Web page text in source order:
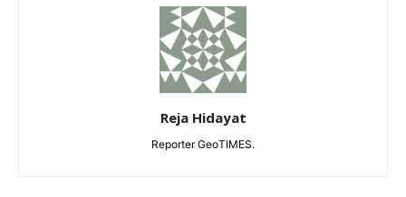
Reja Hidayat
Reporter GeoTIMES.